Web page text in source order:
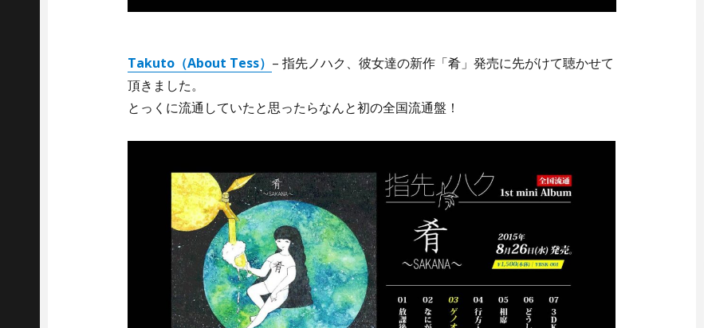
Takuto（About Tess） – 指先ノハク、彼女達の新作「肴」発売に先がけて聴かせて
頂きました。
とっくに流通していたと思ったらなんと初の全国流通盤！